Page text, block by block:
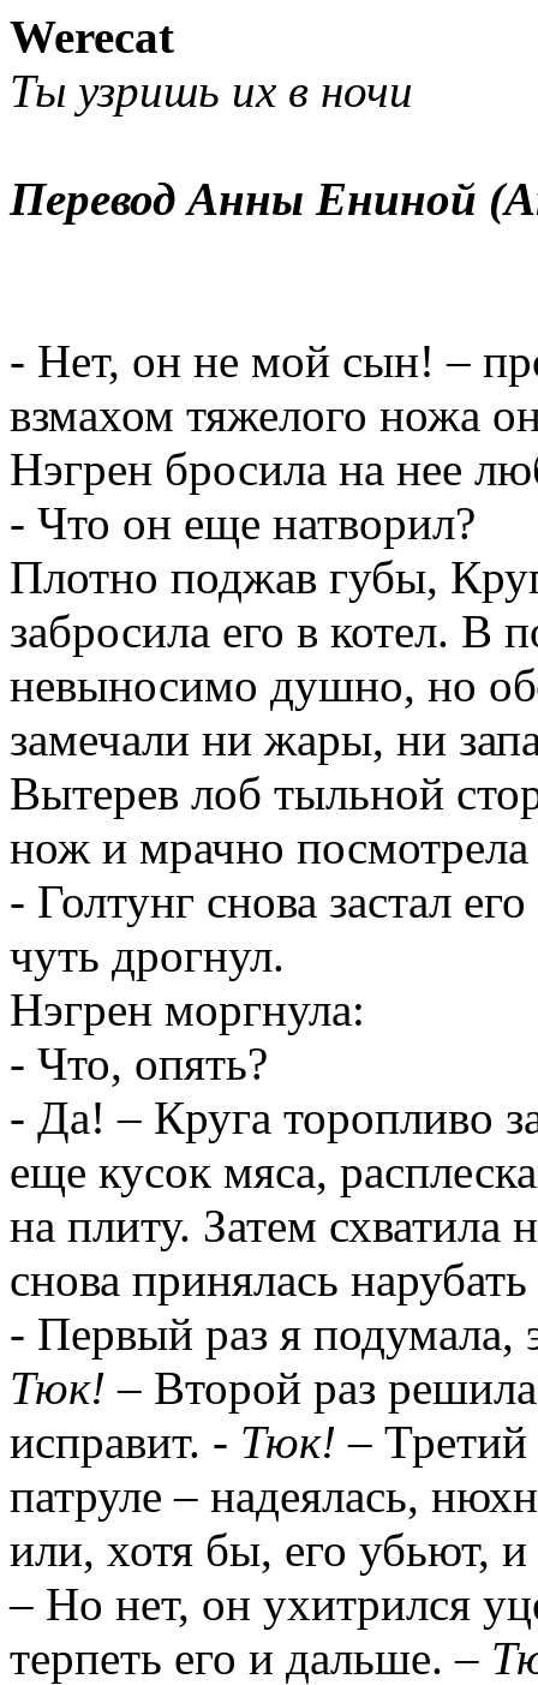
Werecat
Ты узришь их в ночи
Перевод Анны Ениной (
- Нет, он не мой сын! –
взмахом тяжелого ножа
Нэгрен бросила на нее
- Что он еще натворил?
Плотно поджав губы,
забросила его в котел. В
невыносимо душно, но
замечали ни жары, ни
Вытерев лоб тыльной
нож и мрачно посмотрела
- Голтунг снова застал
чуть дрогнул.
Нэгрен моргнула:
- Что, опять?
- Да! – Круга торопливо
еще кусок мяса,
на плиту. Затем схватила
снова принялась
- Первый раз я подумала,
Тюк! – Второй раз
исправит. - Тюк! – Третий
патруле – надеялась,
или, хотя бы, его убьют,
– Но нет, он ухитрился
терпеть его и дальше. –